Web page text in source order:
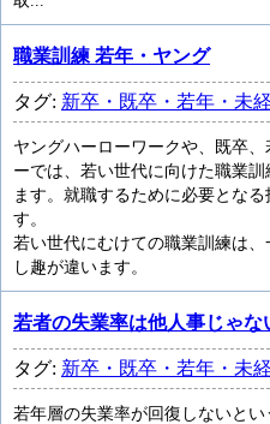
職業訓練 若年・ヤング
タグ: 新卒・既卒・若年・未
ヤングハーローワークや、既卒
ーでは、若い世代に向けた職業
ます。就職するために必要とな
す。
若い世代にむけての職業訓練は
し趣が違います。
若者の失業率は他人事じゃな
タグ: 新卒・既卒・若年・未
若年層の失業率が回復しないと